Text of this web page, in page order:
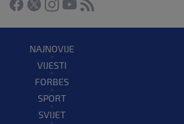
NAJNOVIJE
VIJESTI
FORBES
SPORT
SVIJET